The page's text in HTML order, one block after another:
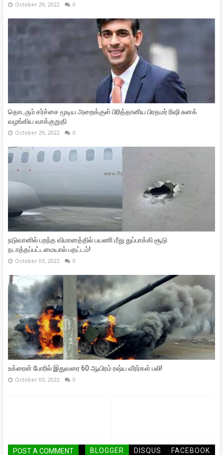
October 29, 2022 0
தொடரும் சர்ச்சை மூடிய அறைக்குள் பிரித்தானிய பிரதமர் ரிஷி சுனக்
வழங்கிய வாக்குறுதி
October 29, 2022 0
நடுவானில் பறந்த விமானத்தில் பயணி மீது துப்பாக்கி சூடு
நடாத்தப்பட்டமையால் பதட்டம்!
October 03, 2022 0
உக்ரைன் போரில் இதுவரை 60 ஆயிரம் ரஷ்ய வீரர்கள் பலி!
October 03, 2022 0
POST A COMMENT BLOGGER DISQUS FACEBOOK